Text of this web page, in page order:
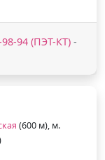
94 (ПЭТ-КТ) -
(600 м), м.